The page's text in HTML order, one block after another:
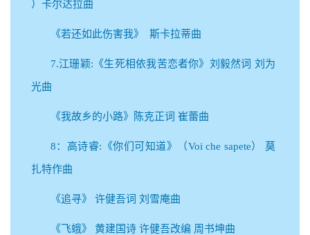
）卡尔达拉曲
《若还如此伤害我》 斯卡拉蒂曲
7.江珊颖:《生死相依我苦恋者你》刘毅然词 刘为
光曲
《我故乡的小路》陈克正词 崔蕾曲
8：高诗睿:《你们可知道》（Voi che sapete） 莫
扎特作曲
《追寻》 许健吾词 刘雪庵曲
《飞蛾》 黄建国诗 许健吾改编 周书坤曲